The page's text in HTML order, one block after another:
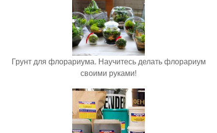
Грунт для флорариума. Научитесь делать флорариум
своими руками!